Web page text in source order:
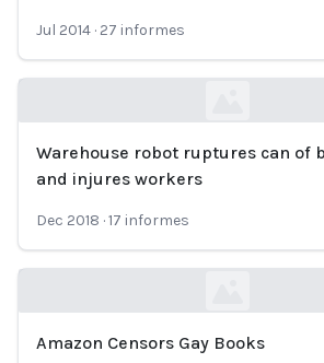
Jul 2014 · 27 informes
Loading...
Warehouse robot ruptures can of
and injures workers
Dec 2018 ·17 informes
Amazon Censors Gay Books